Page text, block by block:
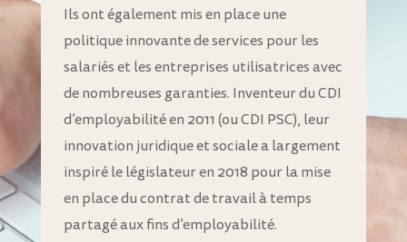
Ils ont également mis en place une
politique innovante de services pour les
salariés et les entreprises utilisatrices avec
de nombreuses garanties. Inventeur du CDI
d’employabilité en 2011 (ou CDI PSC), leur
innovation juridique et sociale a largement
inspiré le législateur en 2018 pour la mise
en place du contrat de travail à temps
partagé aux fins d’employabilité.